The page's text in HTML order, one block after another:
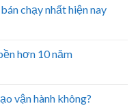
chạy nhất hiện nay
hơn 10 năm
vận hành không?